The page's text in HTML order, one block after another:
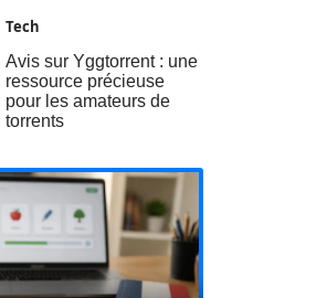
Tech
Avis sur Yggtorrent : une
ressource précieuse
pour les amateurs de
torrents